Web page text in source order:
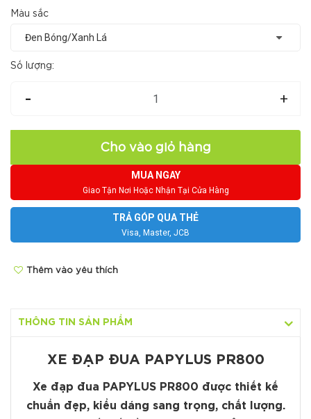
Màu sắc
Số lượng:
- +
Cho vào giỏ hàng
MUA NGAY
Giao Tận Nơi Hoặc Nhận Tại Cửa Hàng
TRẢ GÓP QUA THẺ
Visa, Master, JCB
Thêm vào yêu thích
THÔNG TIN SẢN PHẨM
XE ĐẠP ĐUA PAPYLUS PR800
Xe đạp đua PAPYLUS PR800 được thiết kế
chuẩn đẹp, kiểu dáng sang trọng, chất lượng.